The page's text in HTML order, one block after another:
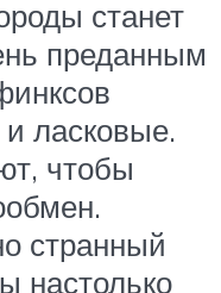
станет
преданным
ласковые.
чтобы
странный
настолько